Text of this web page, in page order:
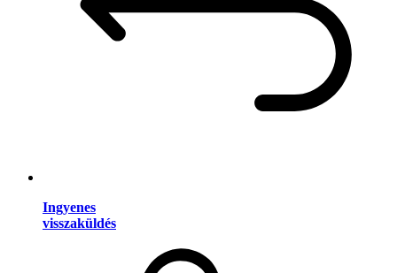
Ingyenes
visszaküldés